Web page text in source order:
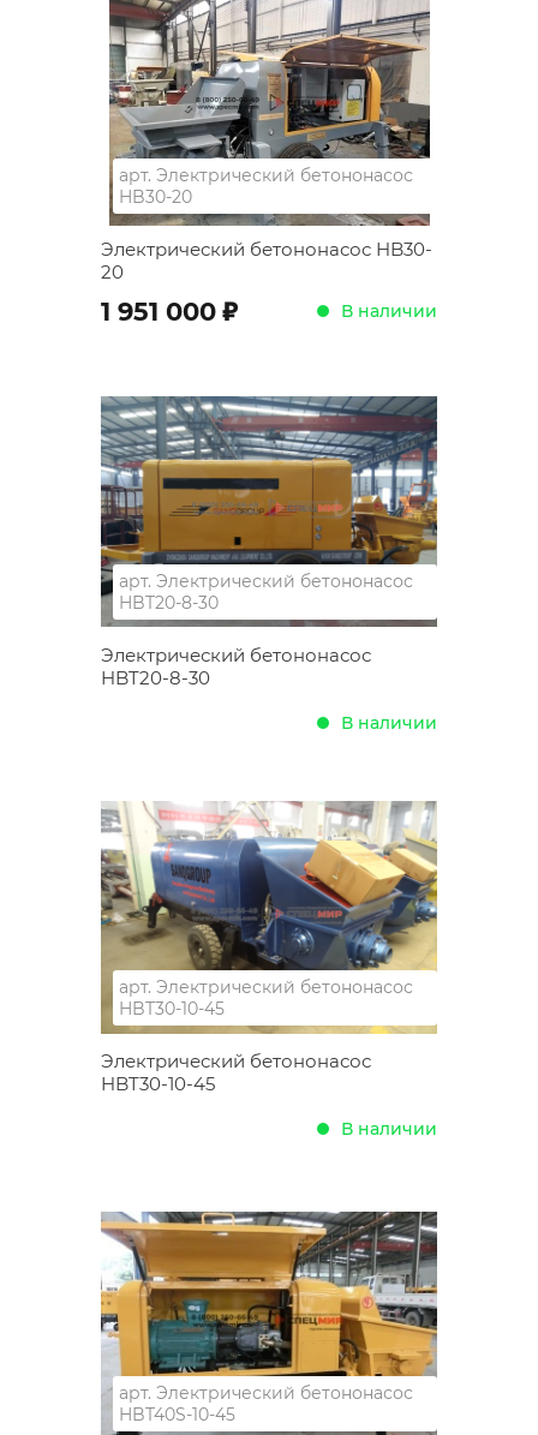
арт. Электрический бетононасос
HB30-20
Электрический бетононасос HB30-
20
1 951 000 ; В наличии
арт. Электрический бетононасос
HBT20-8-30
Электрический бетононасос
HBT20-8-30
В наличии
арт. Электрический бетононасос
HBT30-10-45
Электрический бетононасос
HBT30-10-45
В наличии
арт. Электрический бетононасос
HBT40S-10-45